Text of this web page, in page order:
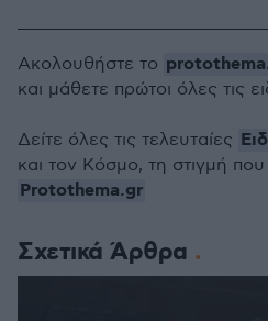
Σχετικά Άρθρα
Ακολουθήστε το
και μάθετε πρώτοι όλες τις
Δείτε όλες τις τελευταίες
και τον Κόσμο, τη στιγμή
Protothema.gr